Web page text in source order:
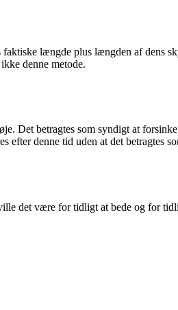
længde plus længden af dens
denne metode.
Det betragtes som syndigt at
denne tid uden at det betragtes
det være for tidligt at bede og for